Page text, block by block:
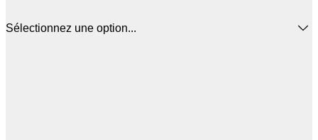
Sélectionnez une option...